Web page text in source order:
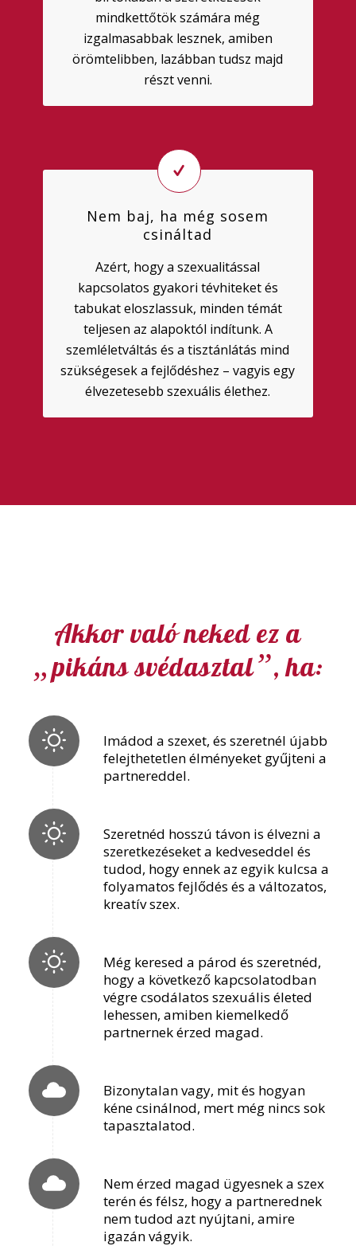
mindkettőtök számára még
izgalmasabbak lesznek, amiben
örömtelibben, lazábban tudsz majd
részt venni.
Nem baj, ha még sosem
csináltad
Azért, hogy a szexualitással
kapcsolatos gyakori tévhiteket és
tabukat eloszlassuk, minden témát
teljesen az alapoktól indítunk. A
szemléletváltás és a tisztánlátás mind
szükségesek a fejlődéshez – vagyis egy
élvezetesebb szexuális élethez.
Akkor való neked ez a
„pikáns svédasztal”, ha:
Imádod a szexet, és szeretnél újabb
felejthetetlen élményeket gyűjteni a
partnereddel.
Szeretnéd hosszú távon is élvezni a
szeretkezéseket a kedveseddel és
tudod, hogy ennek az egyik kulcsa a
folyamatos fejlődés és a változatos,
kreatív szex.
Még keresed a párod és szeretnéd,
hogy a következő kapcsolatodban
végre csodálatos szexuális életed
lehessen, amiben kiemelkedő
partnernek érzed magad.
Bizonytalan vagy, mit és hogyan
kéne csinálnod, mert még nincs sok
tapasztalatod.
Nem érzed magad ügyesnek a szex
terén és félsz, hogy a partnerednek
nem tudod azt nyújtani, amire
igazán vágyik.